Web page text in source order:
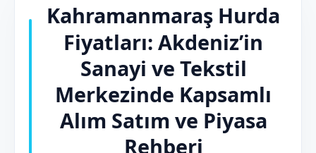
Kahramanmaraş Hurda
Fiyatları: Akdeniz’in
Sanayi ve Tekstil
Merkezinde Kapsamlı
Alım Satım ve Piyasa
Rehberi